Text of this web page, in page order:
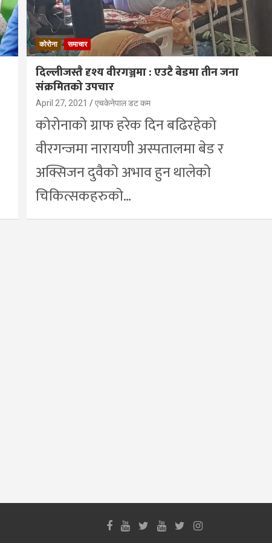
कोरोना समाचार
दिल्लीजस्तै दृश्य वीरगञ्जमा : एउटै बेडमा तीन जना
संक्रमितको उपचार
April 27, 2021 एचकेनेपाल डट कम
कोरोनाको ग्राफ हरेक दिन बढिरहेको
वीरगन्जमा नारायणी अस्पतालमा बेड र
अक्सिजन दुवैको अभाव हुन थालेको
चिकित्सकहरुको…